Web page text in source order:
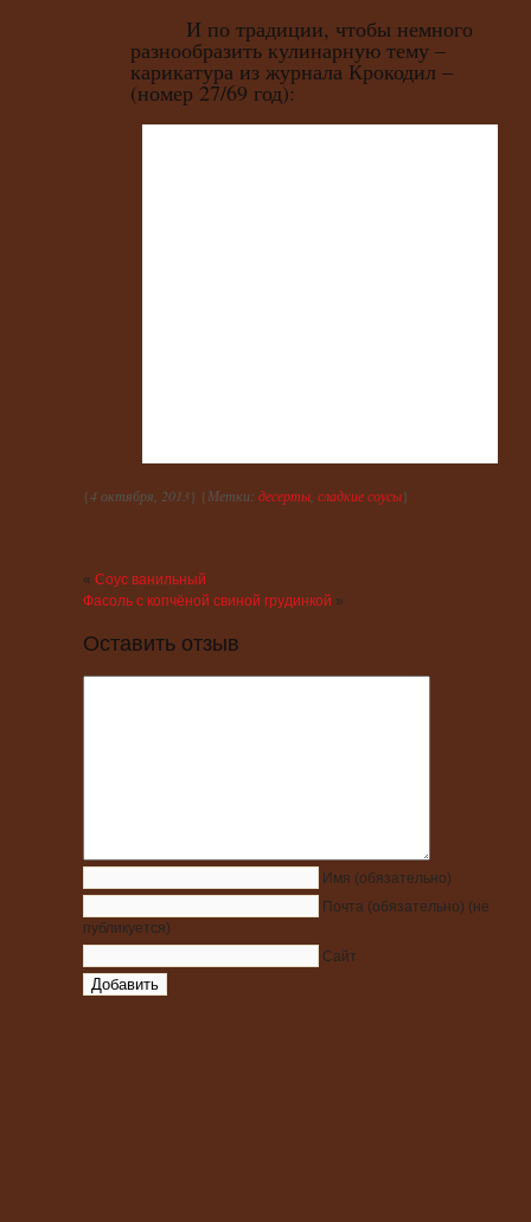
И по традиции, чтобы немного
разнообразить кулинарную тему –
карикатура из журнала Крокодил –
(номер 27/69 год):
{4 октября, 2013} {Метки: десерты сладкие соусы}
« Соус ванильный
Фасоль с копчёной свиной грудинкой »
Оставить отзыв
Имя (обязательно)
Почта (обязательно) (не
публикуется)
Сайт